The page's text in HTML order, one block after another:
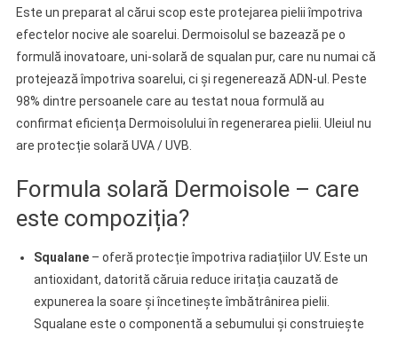
Este un preparat al cărui scop este protejarea pielii împotriva
efectelor nocive ale soarelui. Dermoisolul se bazează pe o
formulă inovatoare, uni-solară de squalan pur, care nu numai că
protejează împotriva soarelui, ci și regenerează ADN-ul. Peste
98% dintre persoanele care au testat noua formulă au
confirmat eficiența Dermoisolului în regenerarea pielii. Uleiul nu
are protecție solară UVA / UVB.
Formula solară Dermoisole – care
este compoziția?
Squalane– oferă protecție împotriva radiațiilor UV. Este un
antioxidant, datorită căruia reduce iritația cauzată de
expunerea la soare și încetinește îmbătrânirea pielii.
Squalane este o componentă a sebumului și construiește